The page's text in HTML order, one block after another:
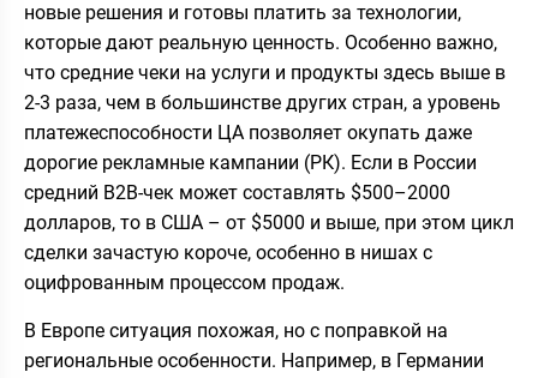
новые решения и готовы платить за технологии,
которые дают реальную ценность. Особенно важно,
что средние чеки на услуги и продукты здесь выше в
2-3 раза, чем в большинстве других стран, а уровень
платежеспособности ЦА позволяет окупать даже
дорогие рекламные кампании (РК). Если в России
средний B2B-чек может составлять $500–2000
долларов, то в США – от $5000 и выше, при этом цикл
сделки зачастую короче, особенно в нишах с
оцифрованным процессом продаж.
В Европе ситуация похожая, но с поправкой на
региональные особенности. Например, в Германии